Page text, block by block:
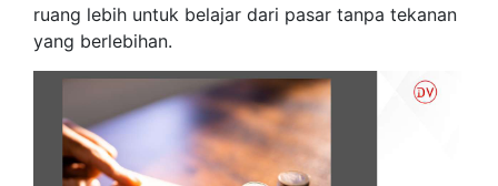
ruang lebih untuk belajar dari pasar tanpa tekanan
yang berlebihan.